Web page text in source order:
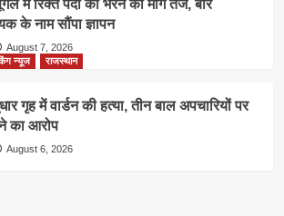
में रिक्त पदों को भरने की मांग तेज, बार
के नाम सौंपा ज्ञापन
August 7, 2026
न्यूज राजस्थान
गृह में वार्डन की हत्या, तीन बाल अपचारियों पर
का आरोप
August 6, 2026